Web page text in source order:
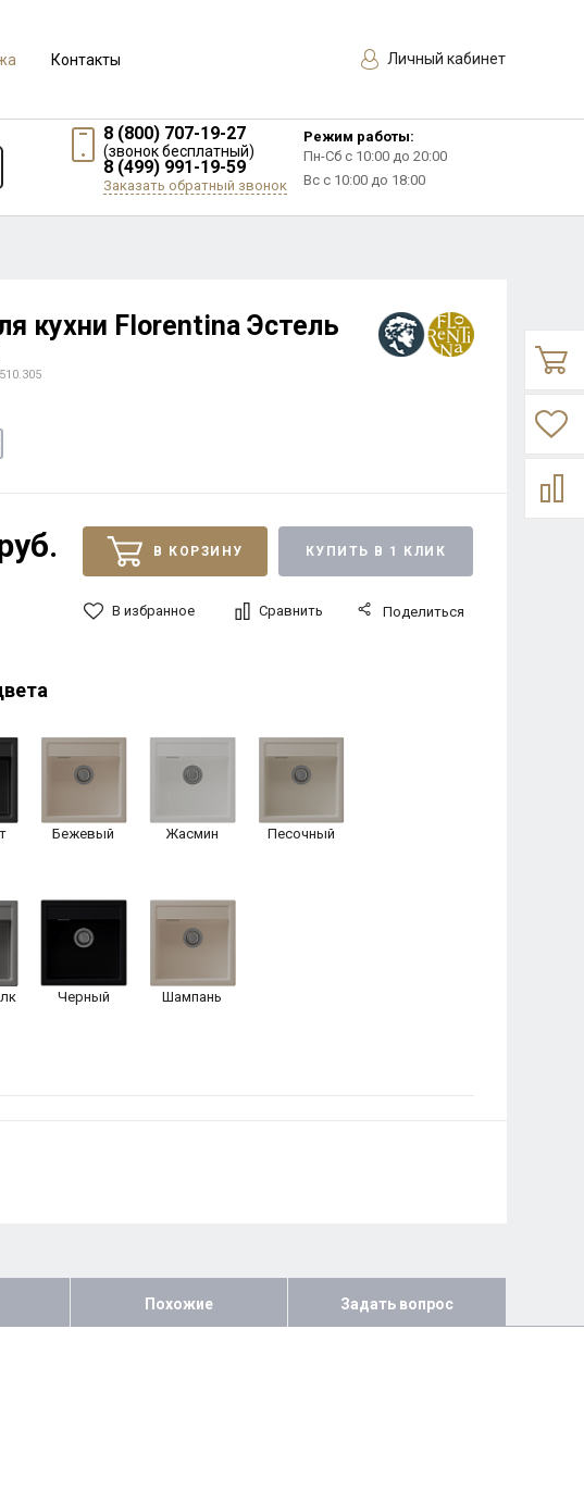
Контакты Личный кабинет
8 (800) 707-19-27
(звонок бесплатный)
8 (499) 991-19-59
Заказать обратный звонок
Режим работы:
Пн-Сб с 10:00 до 20:00
Вс с 10:00 до 18:00
кухни Florentina Эстель
В КОРЗИНУ КУПИТЬ В 1 КЛИК
В избранное Сравнить Поделиться
Бежевый Жасмин Песочный
Черный Шампань
Похожие Задать вопрос